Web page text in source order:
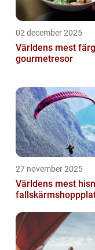
02 december 2025
Världens mest
gourmetresor
27 november 2025
Världens mest